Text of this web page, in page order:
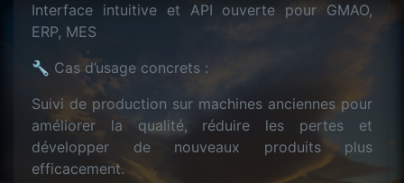
Interface intuitive et API ouverte pour GMAO,
ERP, MES
🔧 Cas d’usage concrets :
Suivi de production sur machines anciennes pour
améliorer la qualité, réduire les pertes et
développer de nouveaux produits plus
efficacement.